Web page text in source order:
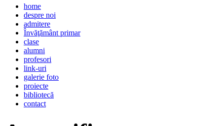
home
despre noi
admitere
Învăţământ primar
clase
alumni
profesori
link-uri
galerie foto
proiecte
bibliotecă
contact